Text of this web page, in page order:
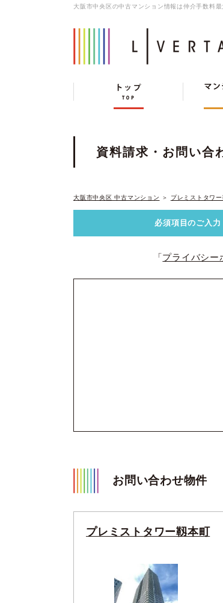
大阪市中央区の中古マンション情報は仲介手数料最
資料請求・お問い合
大阪市中央区 中古マンション ＞ プレミストタワ
必須項目のご入力
「プライバシー
お問い合わせ物件
プレミストタワー靱本町